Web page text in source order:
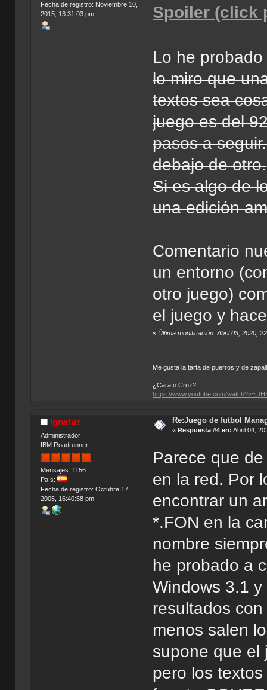
Fecha de registro: Noviembre 10,
2015, 13:31:03 pm
Spoiler (click
Lo he
lo miro que
textos sea
juego es del
pasos a
debajo de otro.
Si es algo de
una edición
Comentario
un entorno
otro juego)
el juego y
«Última modificación: Abril 03, 2020,
Me gusta la tarta de puerros y de
¿Cara o Cruz?
https://www.youtube.com/
Ignatus
Administrador
IBM Roadrunner
Mensajes: 1156
País:
Fecha de registro: Octubre 17,
2005, 16:40:58 pm
Re:Juego de futbol
« Respuesta #4 en: Abril 04,
Parece que
en la red. Por
encontrar un
*.FON en la
nombre
he probado a
Windows 3.1
resultados
menos salen
supone que el
pero los